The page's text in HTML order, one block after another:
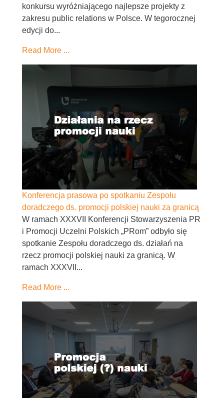
konkursu wyróżniającego najlepsze projekty z
zakresu public relations w Polsce. W tegorocznej
edycji do...
Read More ...
Konferencja prasowa po spotkaniu Zespołu
doradczego ds. promocji polskiej nauki za granicą
W ramach XXXVII Konferencji Stowarzyszenia PR
i Promocji Uczelni Polskich „PRom” odbyło się
spotkanie Zespołu doradczego ds. działań na
rzecz promocji polskiej nauki za granicą. W
ramach XXXVII...
Read More ...